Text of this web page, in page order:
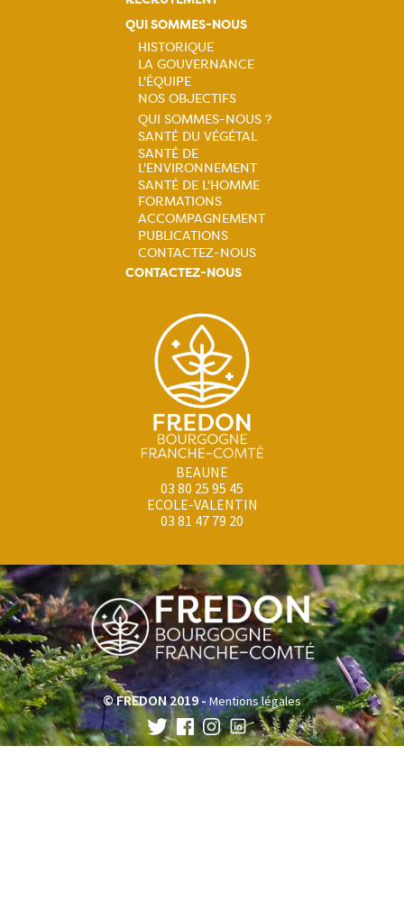
QUI SOMMES-NOUS
Navigation
principale
HISTORIQUE
LA GOUVERNANCE
L'ÉQUIPE
NOS OBJECTIFS
Navigation
principale
QUI SOMMES-NOUS ?
SANTÉ DU VÉGÉTAL
SANTÉ DE
L'ENVIRONNEMENT
SANTÉ DE L'HOMME
FORMATIONS
ACCOMPAGNEMENT
PUBLICATIONS
CONTACTEZ-NOUS
CONTACTEZ-NOUS
BEAUNE
03 80 25 95 45
ECOLE-VALENTIN
03 81 47 79 20
© FREDON 2019 -Mentions légales